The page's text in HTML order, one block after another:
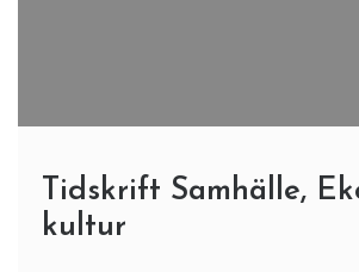
Tidskrift Samhälle,
kultur